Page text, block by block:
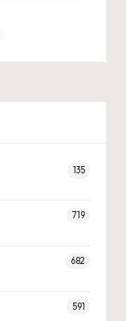
135
719
682
591